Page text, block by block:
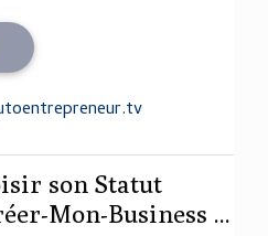
son Statut
Mon-Business ...